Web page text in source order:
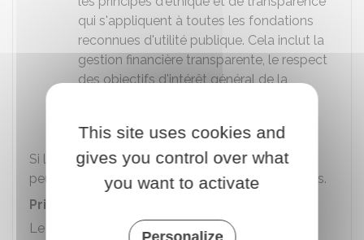
qui s'appliquent à toutes les fondations
reconnues d'utilité publique. Cela inclut la
gestion financière transparente, le respect
des objectifs d'intérêt général de la
Si le règlement ne respecte pas ces principes, il
peut être contesté par les autorités compétentes.
Prise d'effet du règlement intérieur
Le règlement intérieur prend effetaprès
This site uses cookies and
gives you control over what
you want to activate
Personalize